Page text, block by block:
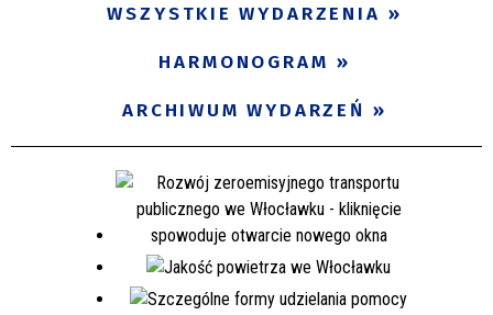
WSZYSTKIE WYDARZENIA
HARMONOGRAM
ARCHIWUM WYDARZEŃ